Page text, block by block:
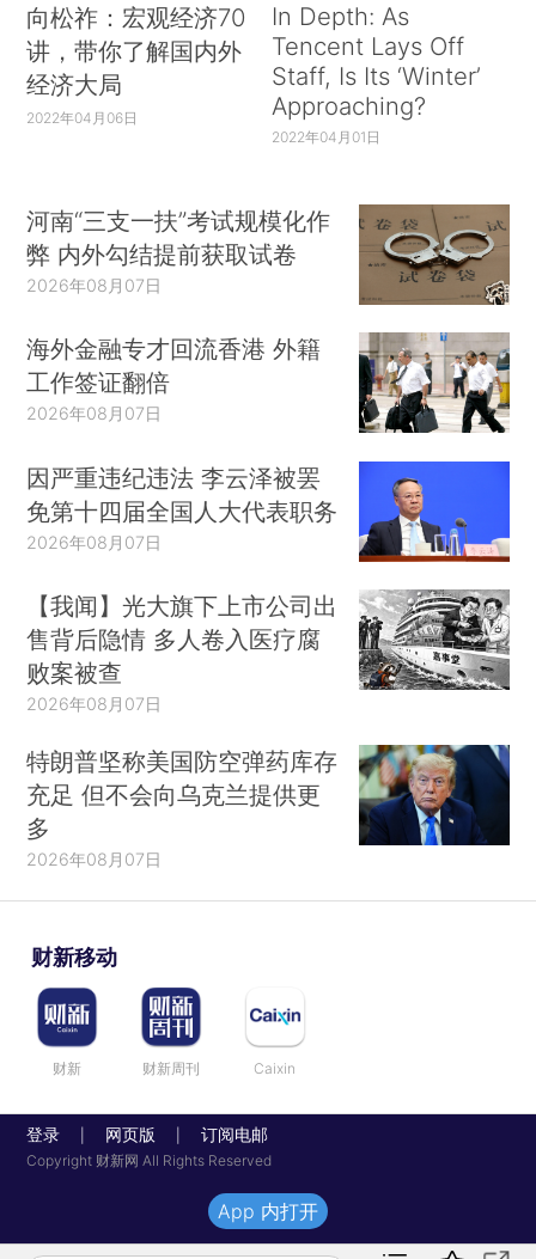
向松祚：宏观经济70
讲，带你了解国内外
经济大局
2022年04月06日
In Depth: As
Tencent Lays Off
Staff, Is Its ‘Winter’
Approaching?
2022年04月01日
河南“三支一扶”考试规模化作
弊 内外勾结提前获取试卷
2026年08月07日
海外金融专才回流香港 外籍
工作签证翻倍
2026年08月07日
因严重违纪违法 李云泽被罢
免第十四届全国人大代表职务
2026年08月07日
【我闻】光大旗下上市公司出
售背后隐情 多人卷入医疗腐
败案被查
2026年08月07日
特朗普坚称美国防空弹药库存
充足 但不会向乌克兰提供更
多
2026年08月07日
财新移动
财新 财新周刊 Caixin
登录 网页版 订阅电邮
Copyright 财新网 All Rights Reserved
App 内打开